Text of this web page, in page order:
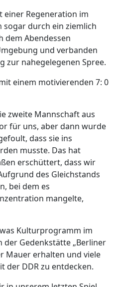
einer Regeneration im
sogar durch ein ziemlich
dem Abendessen
und verbanden
zur nahegelegenen Spree.
einem motivierenden 7: 0
zweite Mannschaft aus
für uns, aber dann wurde
dass sie ins
musste. Das hat
erschüttert, dass wir
des Gleichstands
bei dem es
mangelte,
Kulturprogramm im
der Gedenkstätte „Berliner
Mauer erhalten und viele
der DDR zu entdecken.